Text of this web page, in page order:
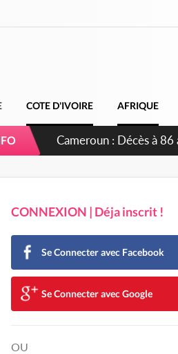
COTE D'IVOIRE AFRIQUE
Côte d'Ivoire :
CONNEXION | Déja inscrit !
Se Connecter avec Facebook
Se Connecter avec Google
OU